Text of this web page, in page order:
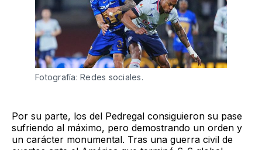
Fotografía: Redes sociales.
Por su parte, los del Pedregal consiguieron su pase
sufriendo al máximo, pero demostrando un orden y
un carácter monumental. Tras una guerra civil de